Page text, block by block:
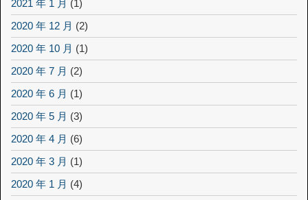
2021 年 1 月 (1)
2020 年 12 月 (2)
2020 年 10 月 (1)
2020 年 7 月 (2)
2020 年 6 月 (1)
2020 年 5 月 (3)
2020 年 4 月 (6)
2020 年 3 月 (1)
2020 年 1 月 (4)